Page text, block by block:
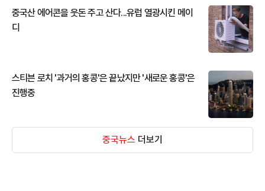
중국산 에어콘을 웃돈 주고 산다...유럽 열광시킨 메이
디
스티븐 로치 '과거의 홍콩'은 끝났지만 '새로운 홍콩'은
진행중
중국뉴스 더보기